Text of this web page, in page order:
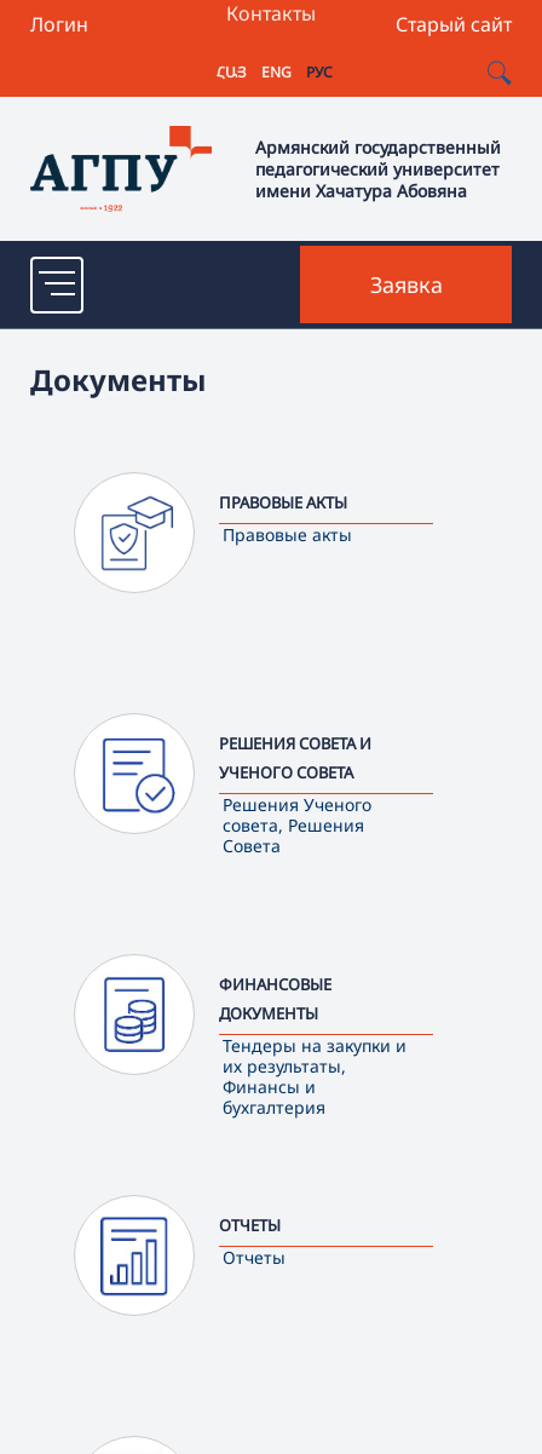
Логин Старый сайт
Контакты
ՀԱՅ ENG РУС
Армянский государственный
педагогический университет
имени Хачатура Абовяна
Заявка
Документы
ПРАВОВЫЕ АКТЫ
Правовые акты
РЕШЕНИЯ СОВЕТА И
УЧЕНОГО СОВЕТА
Решения Ученого
совета, Решения
Совета
ФИНАНСОВЫЕ
ДОКУМЕНТЫ
Тендеры на закупки и
их результаты,
Финансы и
бухгалтерия
ОТЧЕТЫ
Отчеты